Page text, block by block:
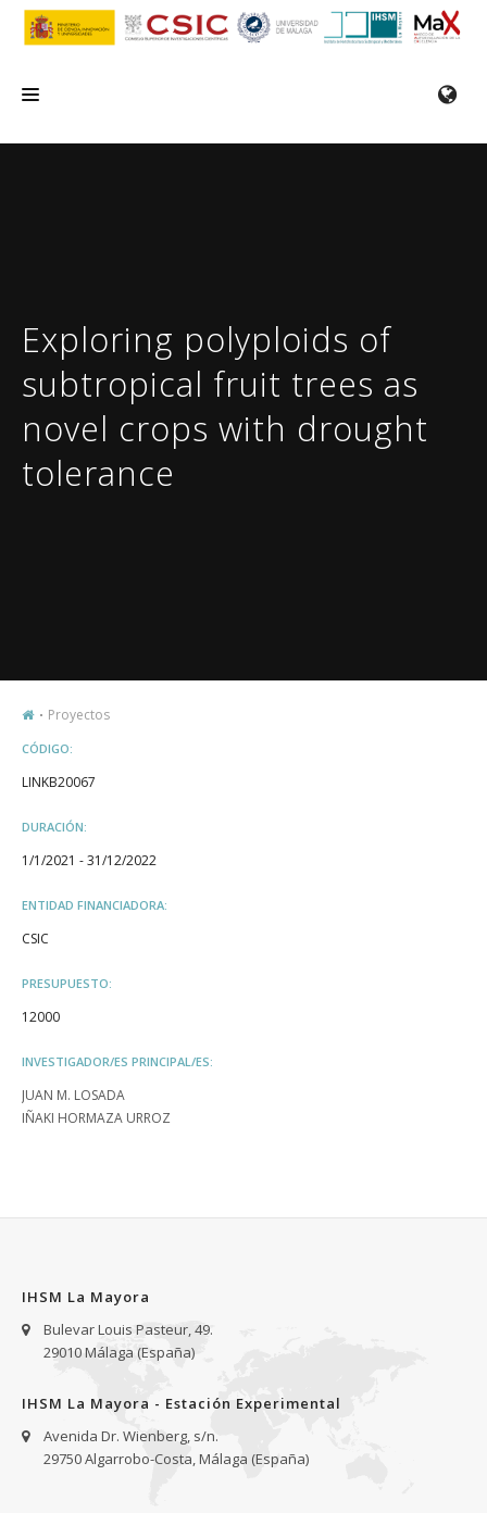
FORMACIÓN/SEMINARIOS
EMPLEO
COMUNICACIÓN
CONTACTO
Exploring polyploids of
subtropical fruit trees as
novel crops with drought
tolerance
Proyectos
CÓDIGO:
LINKB20067
DURACIÓN:
1/1/2021 - 31/12/2022
ENTIDAD FINANCIADORA:
CSIC
PRESUPUESTO:
12000
INVESTIGADOR/ES PRINCIPAL/ES:
JUAN M. LOSADA
IÑAKI HORMAZA URROZ
IHSM La Mayora
Bulevar Louis Pasteur, 49.
29010 Málaga (España)
IHSM La Mayora - Estación Experimental
Avenida Dr. Wienberg, s/n.
29750 Algarrobo-Costa, Málaga (España)